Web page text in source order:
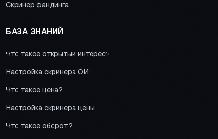
Скринер фандинга
БАЗА ЗНАНИЙ
Что такое открытый интерес?
Настройка скринера ОИ
Что такое цена?
Настройка скринера цены
Что такое оборот?